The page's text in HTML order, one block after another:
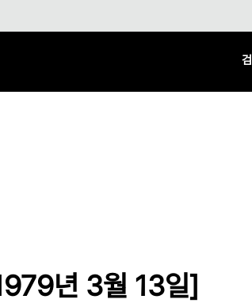
년 3월 13일]